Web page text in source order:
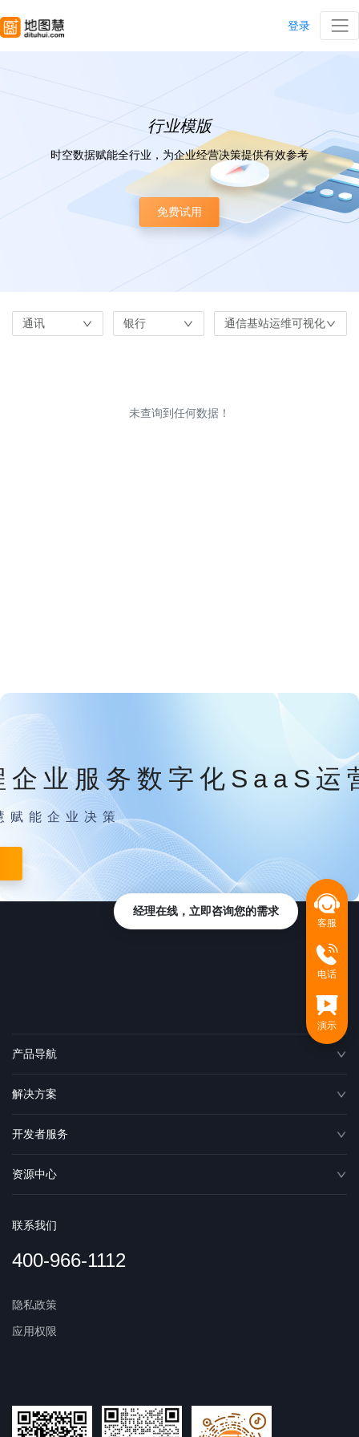
登录
行业模版
时空数据赋能全行业，为企业经营决策提供有效参考
免费试用
通讯 银行 通信基站运维可视化
未查询到任何数据！
企业服务数字化SaaS运
赋能企业决策
产品导航
解决方案
开发者服务
资源中心
联系我们
400-966-1112
隐私政策
应用权限
客服
电话
演示
经理在线，立即咨询您的需求